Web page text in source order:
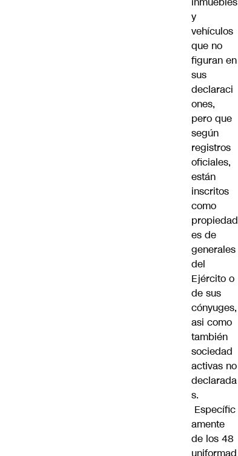
y
vehículos
que no
figuran en
sus
declaraci
ones,
pero que
según
registros
oficiales,
están
inscritos
como
propiedad
es de
generales
del
Ejército o
de sus
cónyuges,
asi como
también
sociedad
activas no
declarada
s.
Específic
amente
de los 48
uniformad